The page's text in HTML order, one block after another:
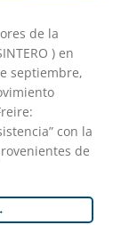
de la
) en
septiembre,
con la
de